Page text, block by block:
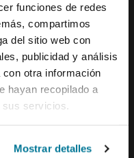
funciones de redes
compartimos
del sitio web con
publicidad y análisis
otra información
hayan recopilado a
sus servicios.
Mostrar detalles
OF